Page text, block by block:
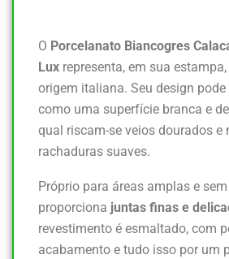
O Porcelanato Biancogres
Lux representa, em sua
origem italiana. Seu design pode
como uma superfície branca e
qual riscam-se veios dourados e
rachaduras suaves.
Próprio para áreas amplas e
proporciona juntas finas e
revestimento é esmaltado, com
acabamento e tudo isso por um